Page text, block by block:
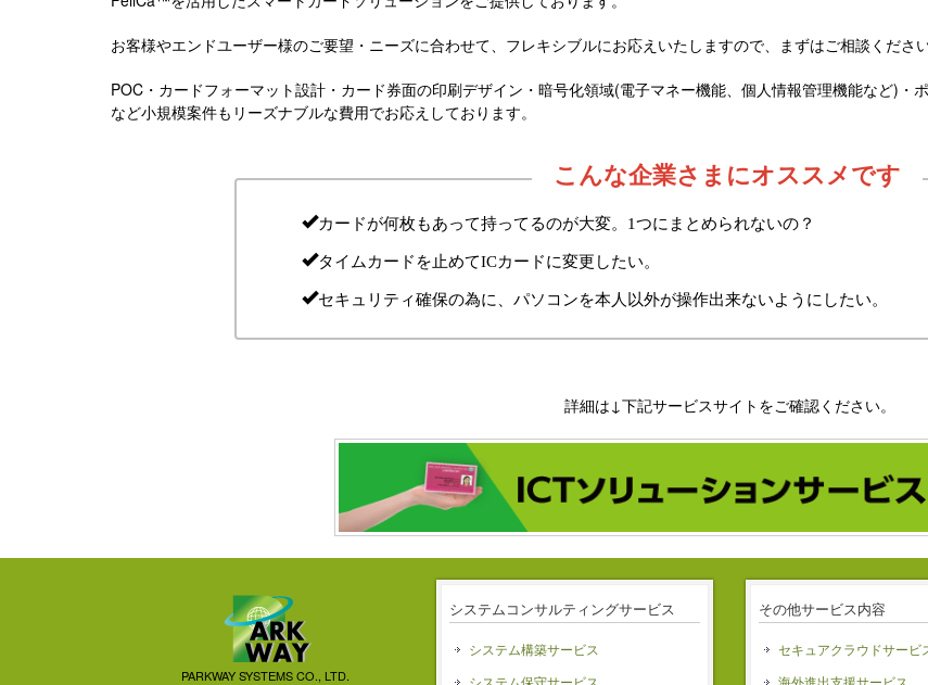
お客様やエンドユーザー様のご要望・ニーズに合わせて、フレキシブルにお応えいたしますので、まずはご相談ください
POC・カードフォーマット設計・カード券面の印刷デザイン・暗号化領域(電子マネー機能、個人情報管理機能など)・
など小規模案件もリーズナブルな費用でお応えしております。
カードが何枚もあって持ってるのが大変。1つにまとめられないの？
タイムカードを止めてICカードに変更したい。
セキュリティ確保の為に、パソコンを本人以外が操作出来ないようにしたい。
詳細は↓下記サービスサイトをご確認ください。
PARKWAY SYSTEMS CO., LTD.
システムコンサルティングサービス
システム構築サービス
システム保守サービス
その他サービス内容
セキュアクラウドサービ
海外進出支援サービス